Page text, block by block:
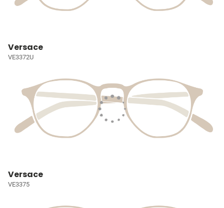
Versace
VE3372U
Versace
VE3375